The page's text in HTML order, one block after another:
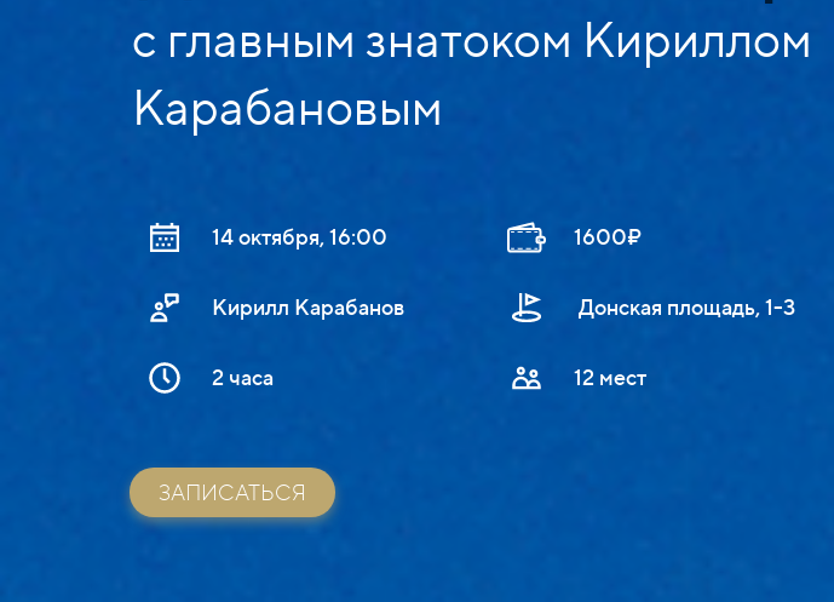
с главным знатоком Кириллом
Карабановым
14 октября, 16:00
Кирилл Карабанов
2 часа
1600₽
Донская площадь, 1-3
12 мест
ЗАПИСАТЬСЯ